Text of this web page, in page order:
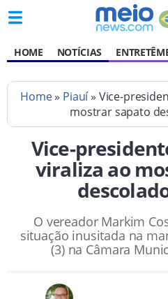
HOME NOTÍCIAS
Home» Piauí» Vice-
mostrar sapato
Vice-
viraliza ao
O vereador Markim
situação inusitada na
(3) na Câmara